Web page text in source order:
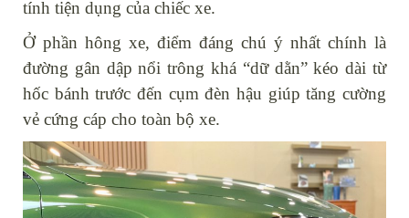
tính tiện dụng của chiếc xe.
Ở phần hông xe, điểm đáng chú ý nhất chính là
đường gân dập nổi trông khá “dữ dằn” kéo dài từ
hốc bánh trước đến cụm đèn hậu giúp tăng cường
vẻ cứng cáp cho toàn bộ xe.